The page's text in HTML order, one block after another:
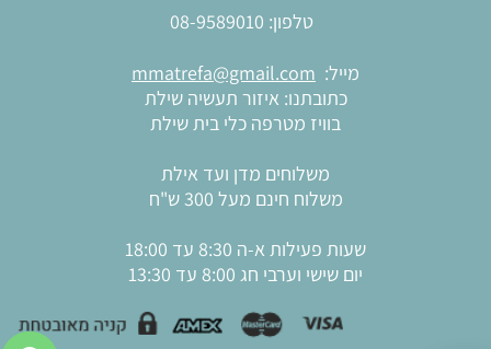
טלפון: 08-9589010
מייל: mmatrefa@gmail.com
כתובתנו: איזור תעשיה שילת
בוויז מטרפה כלי בית שילת
משלוחים מדן ועד אילת
משלוח חינם מעל 300 ש"ח
שעות פעילות א-ה 8:30 עד 18:00
יום שישי וערבי חג 8:00 עד 13:30